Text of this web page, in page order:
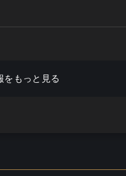
をもっと見る